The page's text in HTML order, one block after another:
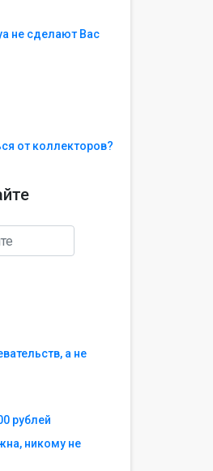
не сделают Вас
от коллекторов?
а не
рублей
никому не